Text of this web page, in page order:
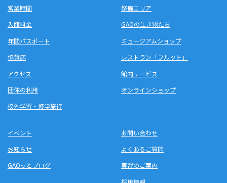
営業時間
入館料金
年間パスポート
協賛店
アクセス
団体の利用
校外学習・修学旅行
整備エリア
GAOの生き物たち
ミュージアムショップ
レストラン「フルット」
館内サービス
オンラインショップ
イベント
お知らせ
GAOっとブログ
お問い合わせ
よくあるご質問
実習のご案内